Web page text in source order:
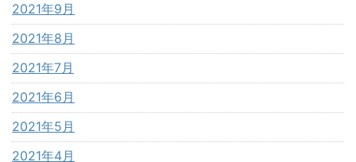
2021年9月
2021年8月
2021年7月
2021年6月
2021年5月
2021年4月